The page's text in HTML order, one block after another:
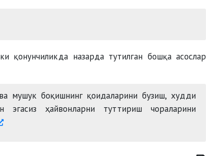
қонунчиликда назарда тутилган бошқа асослар
мушук боқишнинг қоидаларини бузиш, худди
ҳайвонларни туттириш чораларини